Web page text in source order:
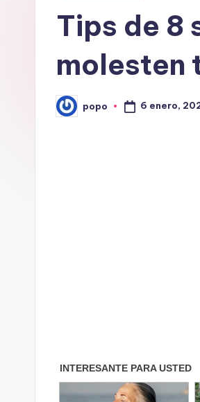
Tips de 8
molesten
Publicado
por
popo 6 enero,